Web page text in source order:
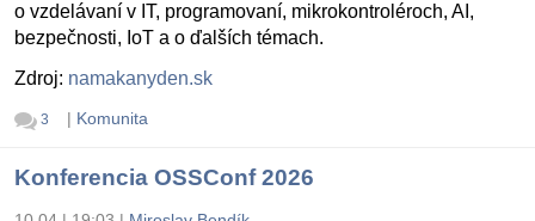
o vzdelávaní v IT, programovaní, mikrokontroléroch, AI,
bezpečnosti, IoT a o ďalších témach.
Zdroj: namakanyden.sk
3 | Komunita
Konferencia OSSConf 2026